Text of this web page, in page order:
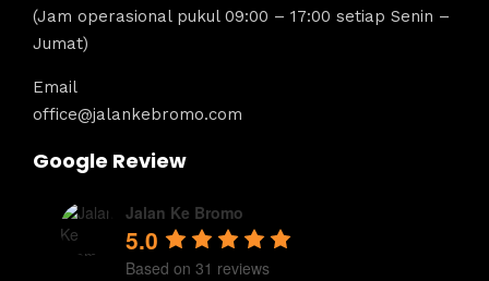
(Jam operasional pukul 09:00 – 17:00 setiap Senin –
Jumat)
Email
office@jalankebromo.com
Google Review
Jalan Ke Bromo
5.0
Based on 31 reviews